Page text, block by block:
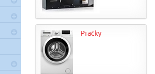
Pračky